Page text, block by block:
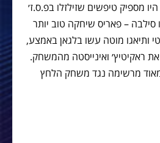
מספיק טיפשים שזילזלו בפ.ס.ז׳
סילבה – פאריס שיחקה טוב יותר
ותיאגו מוטה עשו בלגאן באמצע,
ראקיטיץ׳ ואינייסטה מהמשחק.
מרשימה נגד משחק הלחץ